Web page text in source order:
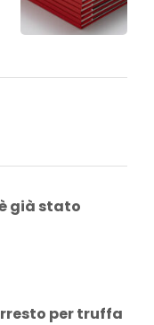
già stato
per truffa